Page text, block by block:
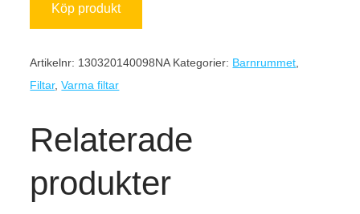
Köp produkt
Artikelnr: 130320140098NA Kategorier: Barnrummet
Filtar,Varma filtar
Relaterade
produkter